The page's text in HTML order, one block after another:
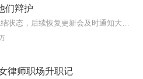
们辩护
律师职场升职记